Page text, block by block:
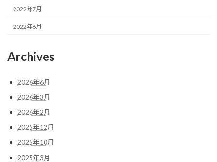
2022年7月
2022年6月
Archives
2026年6月
2026年3月
2026年2月
2025年12月
2025年10月
2025年3月